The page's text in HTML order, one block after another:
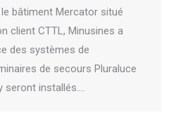
le bâtiment Mercator situé
client CTTL, Minusines a
des systèmes de
de secours Pluraluce
seront installés.…